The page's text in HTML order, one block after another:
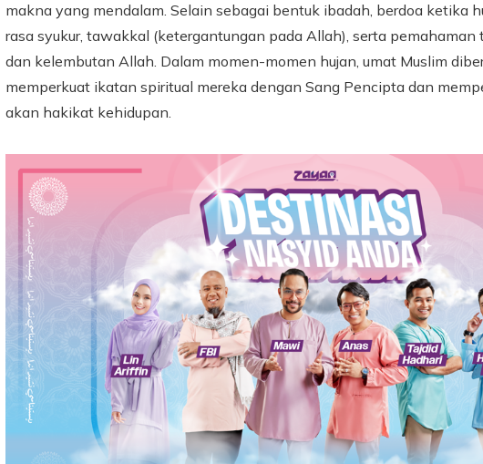
makna yang mendalam. Selain sebagai bentuk ibadah, berdoa ketika
rasa syukur, tawakkal (ketergantungan pada Allah), serta
dan kelembutan Allah. Dalam momen-momen hujan, umat Muslim
memperkuat ikatan spiritual mereka dengan Sang Pencipta dan
akan hakikat kehidupan.